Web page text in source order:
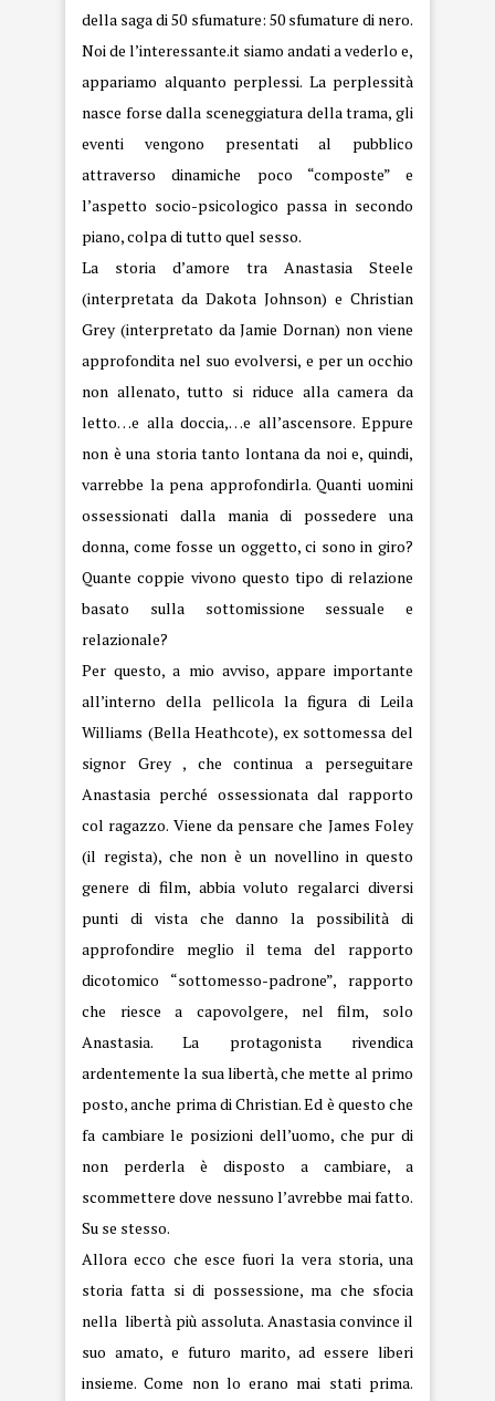
della saga di 50 sfumature: 50sfumature di nero.
Noi de l’interessante.it siamo andati a vederlo e,
appariamo alquanto perplessi. La perplessità
nasce forse dalla sceneggiatura della trama, gli
eventi vengono presentati al pubblico
attraverso dinamiche poco “composte” e
l’aspetto socio-psicologico passa in secondo
piano, colpa di tutto quel sesso.
La storia d’amore tra Anastasia Steele
(interpretata da Dakota Johnson) e Christian
Grey (interpretato da Jamie Dornan) non viene
approfondita nel suo evolversi, e per un occhio
non allenato, tutto si riduce alla camera da
letto…e alla doccia,…e all’ascensore. Eppure
non è una storia tanto lontana da noi e, quindi,
varrebbe la pena approfondirla. Quanti uomini
ossessionati dalla mania di possedere una
donna, come fosse un oggetto, ci sono in giro?
Quante coppie vivono questo tipo di relazione
basato sulla sottomissione sessuale e
relazionale?
Per questo, a mio avviso, appare importante
all’interno della pellicola la figura di Leila
Williams (Bella Heathcote), ex sottomessa del
signor Grey , che continua a perseguitare
Anastasia perché ossessionata dal rapporto
col ragazzo. Viene da pensare che James Foley
(il regista), che non è un novellino in questo
genere di film, abbia voluto regalarci diversi
punti di vista che danno la possibilità di
approfondire meglio il tema del rapporto
dicotomico “sottomesso-padrone”, rapporto
che riesce a capovolgere, nel film, solo
Anastasia. La protagonista rivendica
ardentemente la sua libertà, che mette al primo
posto, anche prima di Christian. Ed è questo che
fa cambiare le posizioni dell’uomo, che pur di
non perderla è disposto a cambiare, a
scommettere dove nessuno l’avrebbe mai fatto.
Su se stesso.
Allora ecco che esce fuori la vera storia, una
storia fatta si di possessione, ma che sfocia
nella libertà più assoluta. Anastasia convince il
suo amato, e futuro marito, ad essere liberi
insieme. Come non lo erano mai stati prima.